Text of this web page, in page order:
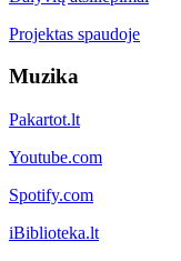
Projektas spaudoje
Muzika
Pakartot.lt
Youtube.com
Spotify.com
iBiblioteka.lt